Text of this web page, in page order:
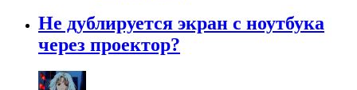
Не дублируется экран c ноутбука
через проектор?